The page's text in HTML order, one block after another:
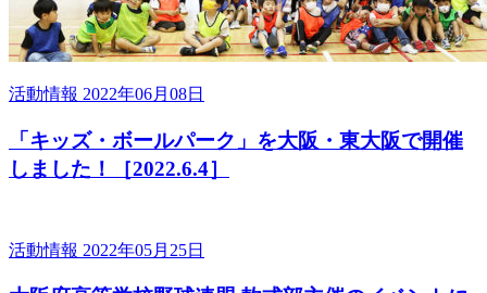
活動情報 2022年06月08日
「キッズ・ボールパーク」を大阪・東大阪で開催
しました！［2022.6.4］
活動情報 2022年05月25日